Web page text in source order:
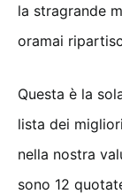
la stragrande
oramai
Questa è la
lista dei
nella nostra
sono 12